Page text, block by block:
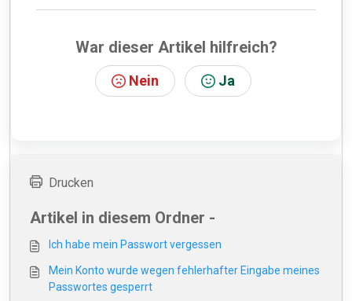
War dieser Artikel hilfreich?
Nein Ja
Drucken
Artikel in diesem Ordner -
Ich habe mein Passwort vergessen
Mein Konto wurde wegen fehlerhafter Eingabe meines
Passwortes gesperrt